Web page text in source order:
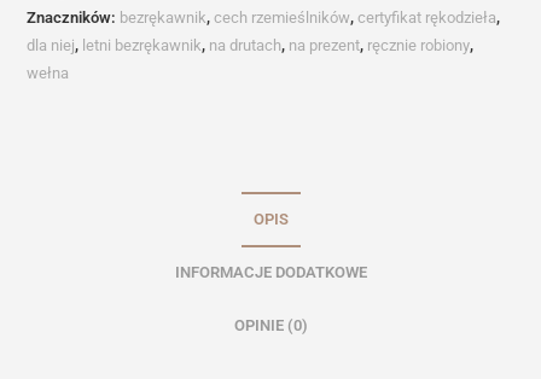
Znaczników: bezrękawnik,cech rzemieślników,certyfikat rękodzieła,
dla niej, letni bezrękawnik, na drutach, na prezent, ręcznie robiony,
wełna
OPIS
INFORMACJE DODATKOWE
OPINIE (0)